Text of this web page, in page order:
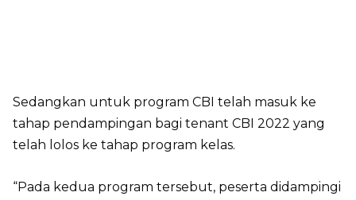
Sedangkan untuk program CBI telah masuk ke
tahap pendampingan bagi tenant CBI 2022 yang
telah lolos ke tahap program kelas.
“Pada kedua program tersebut, peserta didampingi